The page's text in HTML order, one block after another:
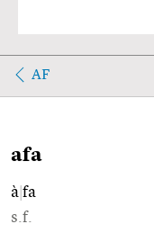
AF
afa
à fa
s.f.